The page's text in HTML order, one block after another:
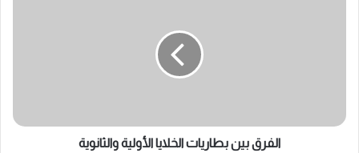
الفرق بين بطاريات الخلايا الأولية والثانوية